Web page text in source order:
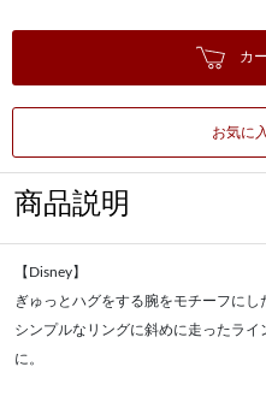
カ
お気に
商品説明
【Disney】
ぎゅっとハグをする腕をモチーフにし
シンプルなリングに斜めに走ったラ
に。